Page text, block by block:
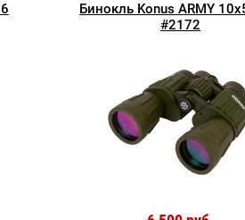
Бинокль Konus ARMY
#2172